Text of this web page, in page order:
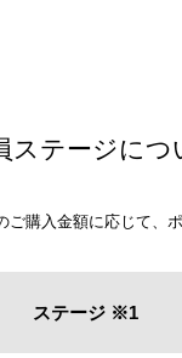
ステージにつ
ご購入金額に応じて、
ステージ ※1